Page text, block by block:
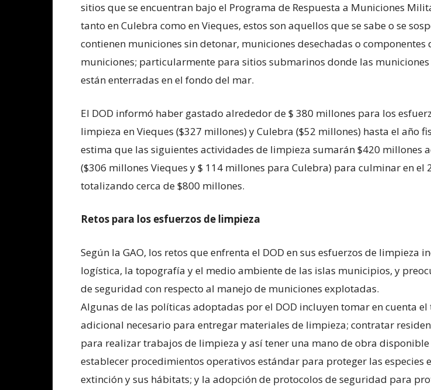
sitios que se encuentran bajo el Programa de Respuesta a Municiones
tanto en Culebra como en Vieques, estos son aquellos que se sabe o se
contienen municiones sin detonar, municiones desechadas o componentes
municiones; particularmente para sitios submarinos donde las
están enterradas en el fondo del mar.
El DOD informó haber gastado alrededor de $ 380 millones para los
limpieza en Vieques ($327 millones) y Culebra ($52 millones) hasta el año
estima que las siguientes actividades de limpieza sumarán $420 millones
($306 millones Vieques y $ 114 millones para Culebra) para culminar en el
totalizando cerca de $800 millones.
Retos para los esfuerzos de limpieza
Según la GAO, los retos que enfrenta el DOD en sus esfuerzos de limpieza
logística, la topografía y el medio ambiente de las islas municipios, y
de seguridad con respecto al manejo de municiones explotadas.
Algunas de las políticas adoptadas por el DOD incluyen tomar en cuenta
adicional necesario para entregar materiales de limpieza; contratar
para realizar trabajos de limpieza y así tener una mano de obra disponible
establecer procedimientos operativos estándar para proteger las especies
extinción y sus hábitats; y la adopción de protocolos de seguridad para